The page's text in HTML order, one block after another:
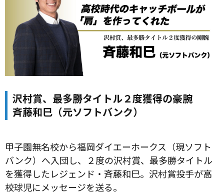
沢村賞、最多勝タイトル２度獲得の豪腕
斉藤和巳（元ソフトバンク）
甲子園無名校から福岡ダイエーホークス（現ソフト
バンク）へ入団し、２度の沢村賞、最多勝タイトル
を獲得したレジェンド・斉藤和巳。沢村賞投手が高
校球児にメッセージを送る。